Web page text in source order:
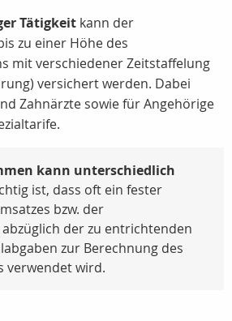
Tätigkeit kann der
zu einer Höhe des
mit verschiedener Zeitstaffelung
versichert werden. Dabei
Zahnärzte sowie für Angehörige
kann unterschiedlich
ist, dass oft ein fester
bzw. der
der zu entrichtenden
zur Berechnung des
verwendet wird.